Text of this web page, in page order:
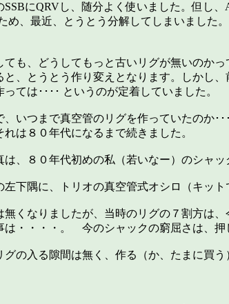
にQRVし、随分よく使いました。但し
め、最近、とうとう分解してしまいまし
ても、どうしてもっと古いリグが無いのか
と、とうとう作り変えとなります。しかし
っては････ というのが定着していました。
、いつまで真空管のリグを作っていたのか･･･
８０年代になるまで続きました。
は、８０年代初めの私（若いなー）のシャ
左下隅に、トリオの真空管式オシロ（キッ
無くなりましたが、当時のリグの７割方は、
は・・・・。 今のシャックの窮屈さは、押
グの入る隙間は無く、作る（か、たまに買